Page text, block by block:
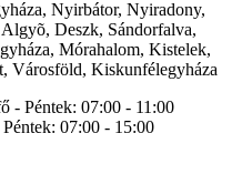
Nyirbátor, Nyiradony,
Deszk, Sándorfalva,
Mórahalom, Kistelek,
Városföld, Kiskunfélegyháza
- Péntek: 07:00 - 11:00
07:00 - 15:00